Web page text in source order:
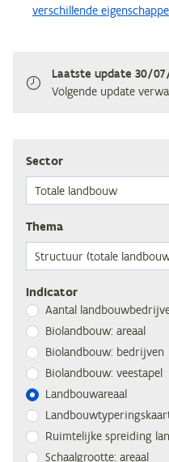
verschillende
Laatste update 30/
Volgende update
Sec­tor
The­ma
Indicator
Aan­tal
Bi­o­land­bouw: areaal
Bi­o­land­bouw: bedrijven
Bi­o­land­bouw: veestapel
Land­bouw­are­aal
Ruim­te­lij­ke sprei­ding
Schaal­groot­te: areaal